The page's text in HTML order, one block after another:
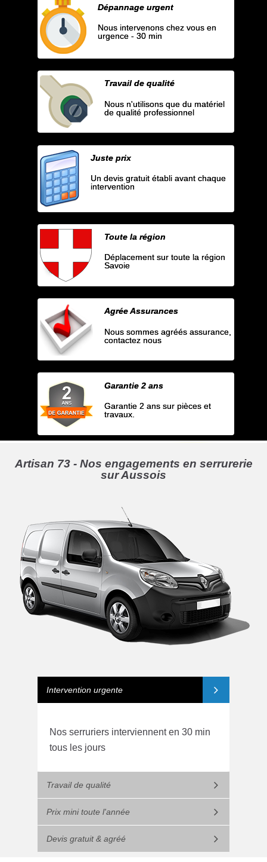
Dépannage urgent
Nous intervenons chez vous en
urgence - 30 min
Travail de qualité
Nous n'utilisons que du matériel
de qualité professionnel
Juste prix
Un devis gratuit établi avant chaque
intervention
Toute la région
Déplacement sur toute la région
Savoie
Agrée Assurances
Nous sommes agréés assurance,
contactez nous
Garantie 2 ans
Garantie 2 ans sur pièces et
travaux.
Artisan 73 - Nos engagements en serrurerie
sur Aussois
Intervention urgente
Nos serruriers interviennent en 30 min
tous les jours
Travail de qualité
Prix mini toute l'année
Devis gratuit & agréé